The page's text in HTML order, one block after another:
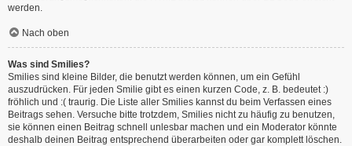
werden.
Nach oben
Was sind Smilies?
Smilies sind kleine Bilder, die benutzt werden können, um ein Gefühl
auszudrücken. Für jeden Smilie gibt es einen kurzen Code, z. B. bedeutet :)
fröhlich und :( traurig. Die Liste aller Smilies kannst du beim Verfassen eines
Beitrags sehen. Versuche bitte trotzdem, Smilies nicht zu häufig zu benutzen,
sie können einen Beitrag schnell unlesbar machen und ein Moderator könnte
deshalb deinen Beitrag entsprechend überarbeiten oder gar komplett löschen.